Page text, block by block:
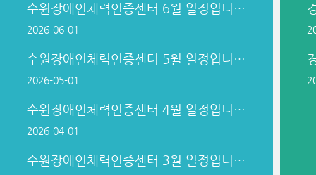
수원장애인체력인증센터 6월 일정입니다.
2026-06-01
수원장애인체력인증센터 5월 일정입니다.
2026-05-01
수원장애인체력인증센터 4월 일정입니다.
2026-04-01
수원장애인체력인증센터 3월 일정입니다.